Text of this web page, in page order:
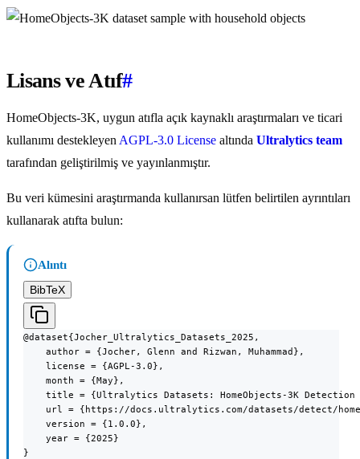
Lisans ve Atıf#
HomeObjects-3K, uygun atıfla açık kaynaklı araştırmaları ve ticari
kullanımı destekleyen AGPL-3.0 License altında Ultralytics team
tarafından geliştirilmiş ve yayınlanmıştır.
Bu veri kümesini araştırmanda kullanırsan lütfen belirtilen ayrıntıları
kullanarak atıfta bulun:
Alıntı
BibTeX
@dataset{Jocher_Ultralytics_Datasets_2025,
    author = {Jocher, Glenn and Rizwan, Muhammad},
    license = {AGPL-3.0},
    month = {May},
title = {Ultralytics Datasets: HomeObjects-3K Detection
url = {https://docs.ultralytics.com/datasets/detect/
    version = {1.0.0},
    year = {2025}
}